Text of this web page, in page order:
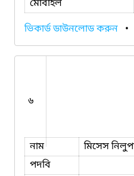
মোবাইল
ভিকার্ড ডাউনলোড করুন •
৬
নাম
মিসেস
পদবি